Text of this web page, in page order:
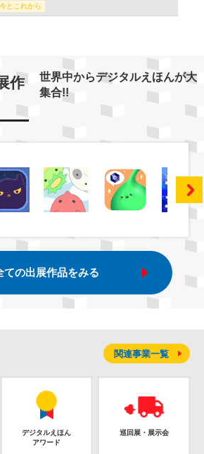
とこれから
作
世界中からデジタルえほんが大
集合!!
ての出展作品をみる
デジタルえほん
アワード
巡回展・展示会
関連事業一覧